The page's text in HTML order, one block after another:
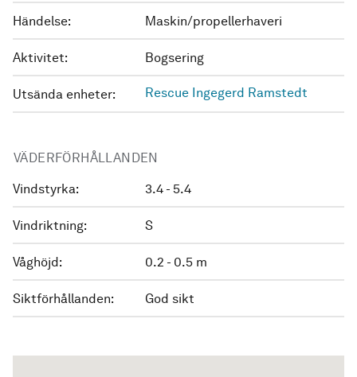
Händelse: Maskin/propellerhaveri
Aktivitet: Bogsering
Utsända enheter: Rescue Ingegerd Ramstedt
VÄDERFÖRHÅLLANDEN
Vindstyrka: 3.4 - 5.4
Vindriktning: S
Våghöjd: 0.2 - 0.5 m
Siktförhållanden: God sikt